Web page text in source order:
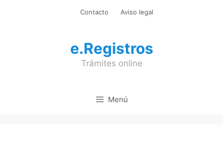
Contacto Aviso legal
e.Registros
Trámites online
Menú